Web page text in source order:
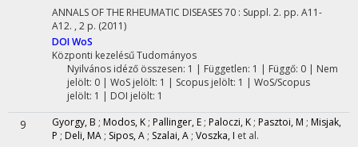
ANNALS OF THE RHEUMATIC DISEASES70 : Suppl. 2. pp. A11-
A12. , 2 p. (2011)
DOIWoS
Központi kezelésűTudományos
Nyilvános idéző összesen: 1 | Független: 1 | Függő: 0 | Nem
jelölt: 0 | WoS jelölt: 1 | Scopus jelölt: 1 | WoS/Scopus
jelölt: 1 | DOI jelölt: 1
9 Gyorgy, B ; Modos, K ; Pallinger, E ; Paloczi, K ; Pasztoi, M ; Misjak,
P ; Deli, MA ; Sipos, A ; Szalai, A ; Voszka, I et al.